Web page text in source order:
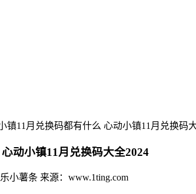
镇11月兑换码都有什么 心动小镇11月兑换码
动小镇11月兑换码大全2024
小薯条 来源：www.1ting.com